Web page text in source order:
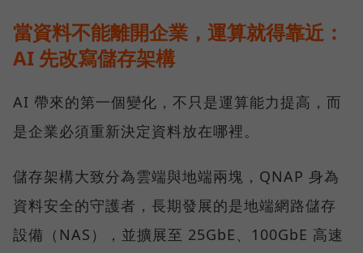
當資料不能離開企業，運算就得靠近：
AI 先改寫儲存架構
AI 帶來的第一個變化，不只是運算能力提高，而
是企業必須重新決定資料放在哪裡。
儲存架構大致分為雲端與地端兩塊，QNAP 身為
資料安全的守護者，長期發展的是地端網路儲存
設備（NAS），並擴展至 25GbE、100GbE 高速